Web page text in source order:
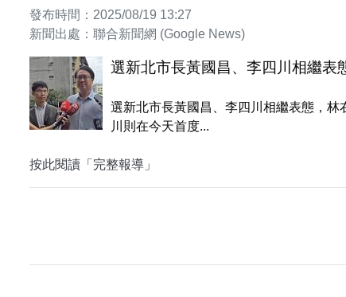
發布時間：2025/08/19 13:27
新聞出處：聯合新聞網 (Google News)
選新北市長黃國昌、李四川相繼表
選新北市長黃國昌、李四川相繼表態，
川則在今天首度...
按此閱讀「完整報導」